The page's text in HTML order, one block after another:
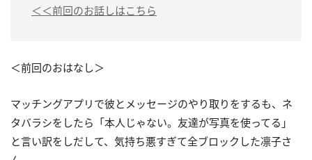
＜＜前回のお話しはこちら
＜前回のおはなし＞
マッチングアプリで彼とメッセージのやり取りをするも、ネ
タバラシをしたら「本人じゃない。友達が写真を使ってる」
と言い訳をしだして、気持ち悪すぎて全ブロックした凛子さ